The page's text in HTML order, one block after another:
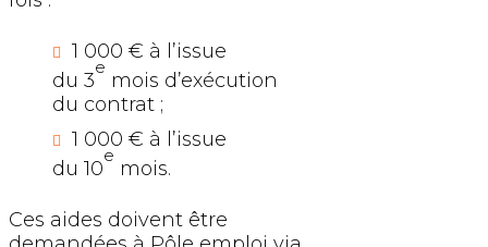
1 000 € à l’issue
du 3
e
mois d’exécution
du contrat ;
1 000 € à l’issue
du 10
e
mois.
Ces aides doivent être